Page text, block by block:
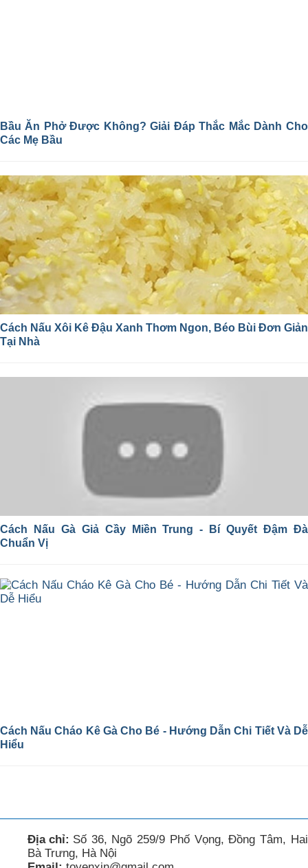
Bầu Ăn Phở Được Không? Giải Đáp Thắc Mắc Dành Cho
Các Mẹ Bầu
Cách Nấu Xôi Kê Đậu Xanh Thơm Ngon, Béo Bùi Đơn Giản
Tại Nhà
Cách Nấu Gà Giả Cầy Miền Trung - Bí Quyết Đậm Đà
Chuẩn Vị
Cách Nấu Cháo Kê Gà Cho Bé - Hướng Dẫn Chi Tiết Và Dễ
Hiểu
Địa chỉ: Số 36, Ngõ 259/9 Phố Vọng, Đồng Tâm, Hai
Bà Trưng, Hà Nội